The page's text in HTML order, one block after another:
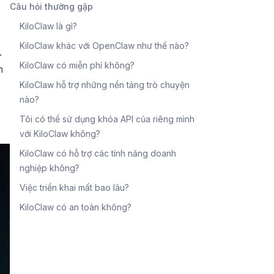
Câu hỏi thường gặp
KiloClaw là gì?
KiloClaw khác với OpenClaw như thế nào?
KiloClaw có miễn phí không?
KiloClaw hỗ trợ những nền tảng trò chuyện
nào?
Tôi có thể sử dụng khóa API của riêng mình
với KiloClaw không?
KiloClaw có hỗ trợ các tính năng doanh
nghiệp không?
Việc triển khai mất bao lâu?
KiloClaw có an toàn không?